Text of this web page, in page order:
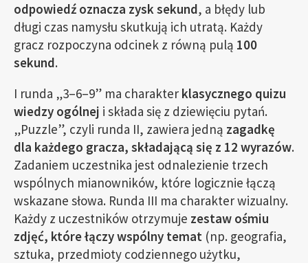
odpowiedź oznacza zysk sekund, a błędy lub
długi czas namysłu skutkują ich utratą. Każdy
gracz rozpoczyna odcinek z równą pulą 100
sekund.
I runda „3–6–9” ma charakter klasycznego quizu
wiedzy ogólnej i składa się z dziewięciu pytań.
„Puzzle”, czyli runda II, zawiera jedną zagadkę
dla każdego gracza, składającą się z 12 wyrazów.
Zadaniem uczestnika jest odnalezienie trzech
wspólnych mianowników, które logicznie łączą
wskazane słowa. Runda III ma charakter wizualny.
Każdy z uczestników otrzymuje zestaw ośmiu
zdjęć, które łączy wspólny temat (np. geografia,
sztuka, przedmioty codziennego użytku,